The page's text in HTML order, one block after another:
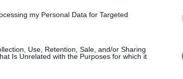
my Personal Data for Targeted
Use, Retention, Sale, and/or Sharing
Is Unrelated with the Purposes for which it
livello 8